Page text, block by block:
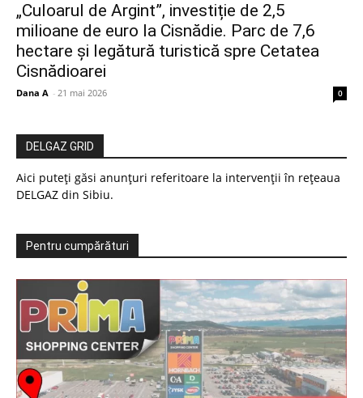
„Culoarul de Argint”, investiție de 2,5
milioane de euro la Cisnădie. Parc de 7,6
hectare și legătură turistică spre Cetatea
Cisnădioarei
Dana A - 21 mai 2026 0
DELGAZ GRID
Aici puteți găsi anunțuri referitoare la intervenții în rețeaua
DELGAZ din Sibiu.
Pentru cumpărături